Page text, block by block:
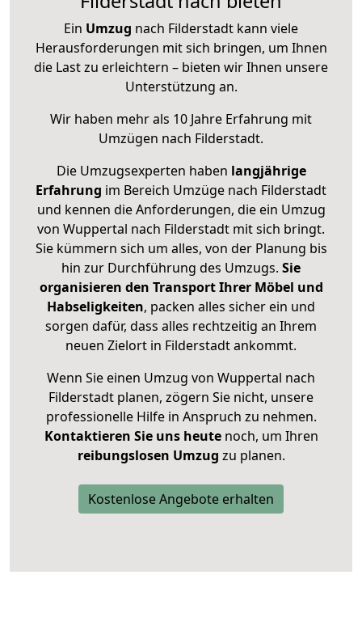
Ein Umzug nach Filderstadt kann viele
Herausforderungen mit sich bringen, um Ihnen
die Last zu erleichtern – bieten wir Ihnen unsere
Unterstützung an.
Wir haben mehr als 10 Jahre Erfahrung mit
Umzügen nach Filderstadt.
Die Umzugsexperten haben langjährige
Erfahrung im Bereich Umzüge nach Filderstadt
und kennen die Anforderungen, die ein Umzug
von Wuppertal nach Filderstadt mit sich bringt.
Sie kümmern sich um alles, von der Planung bis
hin zur Durchführung des Umzugs. Sie
organisieren den Transport Ihrer Möbel und
Habseligkeiten, packen alles sicher ein und
sorgen dafür, dass alles rechtzeitig an Ihrem
neuen Zielort in Filderstadt ankommt.
Wenn Sie einen Umzug von Wuppertal nach
Filderstadt planen, zögern Sie nicht, unsere
professionelle Hilfe in Anspruch zu nehmen.
Kontaktieren Sie uns heutenoch, um Ihren
reibungslosen Umzug zu planen.
Kostenlose Angebote erhalten